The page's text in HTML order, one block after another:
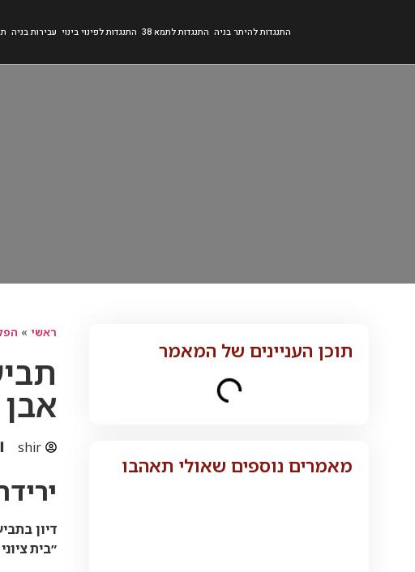
התנגדות להיתר בניה התנגדות לתמא 38 התנגדות לפינוי בינוי עבירות בניה
תוכן העניינים של המאמר
מאמרים נוספים שאולי תאהבו
ראשי »
אבן
shir
״בית